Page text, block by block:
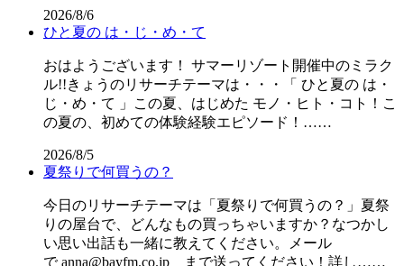
2026/8/6
ひと夏の は・じ・め・て
おはようございます！ サマーリゾート開催中のミラク
ル!!きょうのリサーチテーマは・・・「 ひと夏の は・
じ・め・て 」この夏、はじめた モノ・ヒト・コト！こ
の夏の、初めての体験経験エピソード！……
2026/8/5
夏祭りで何買うの？
今日のリサーチテーマは「夏祭りで何買うの？」夏祭
りの屋台で、どんなもの買っちゃいますか？なつかし
い思い出話も一緒に教えてください。メール
で anna@bayfm.co.jp まで送ってください！詳し……